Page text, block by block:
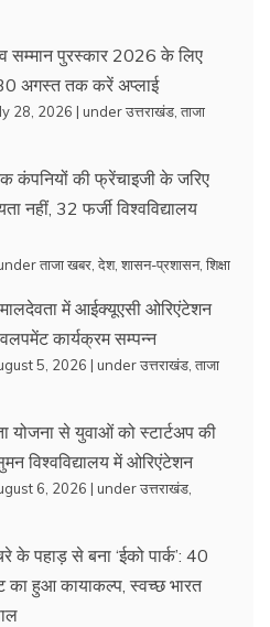
सम्मान पुरस्कार 2026 के लिए
अगस्त तक करें अप्लाई
28, 2026 | underउत्तराखंड ताजा
कंपनियों की फ्रेंचाइजी के जरिए
नहीं, 32 फर्जी विश्वविद्यालय
ताजा खबर देश, शासन-प्रशासन, शिक्षा
में आईक्यूएसी ओरिएंटेशन
कार्यक्रम सम्पन्न
5, 2026 | underउत्तराखंड ताजा
योजना से युवाओं को स्टार्टअप की
विश्वविद्यालय में ओरिएंटेशन
6, 2026 | underउत्तराखंड
के पहाड़ से बना ‘ईको पार्क’: 40
का हुआ कायाकल्प, स्वच्छ भारत